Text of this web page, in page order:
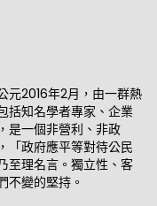
元2016年2月，由一群熱
括知名學者專家、企業
是一個非營利、非政
「政府應平等對待公民
至理名言。獨立性、客
不變的堅持。